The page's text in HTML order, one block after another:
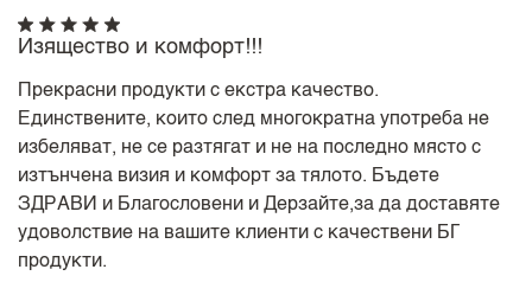
Изящество и комфорт!!!
Прекрасни продукти с екстра качество.
Единствените, които след многократна употреба не
избеляват, не се разтягат и не на последно място с
изтънчена визия и комфорт за тялото. Бъдете
ЗДРАВИ и Благословени и Дерзайте,за да доставяте
удоволствие на вашите клиенти с качествени БГ
продукти.